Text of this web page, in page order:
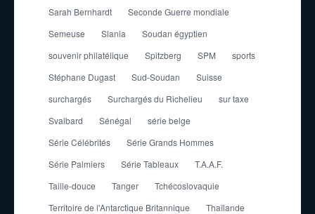
Sarah Bernhardt
Seconde Guerre mondiale
Semeuse
Slania
Soudan égyptien
souvenir philatélique
Spitzberg SPM
sports
Stéphane Dugast
Sud-Soudan
Suisse
surchargés
Surchargés du Richelieu
sur taxe
Svalbard
Sénégal
série belge
Série Célébrités
Série Grands Hommes
Série Palmiers
Série Tableaux
T.A.A.F.
Taille-douce
Tanger
Tchécoslovaquie
Territoire de l'Antarctique Britannique
Thaïlande